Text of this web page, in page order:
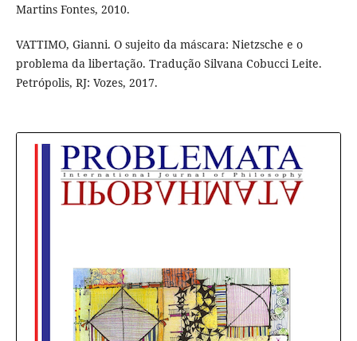
Martins Fontes, 2010.
VATTIMO, Gianni. O sujeito da máscara: Nietzsche e o
problema da libertação. Tradução Silvana Cobucci Leite.
Petrópolis, RJ: Vozes, 2017.